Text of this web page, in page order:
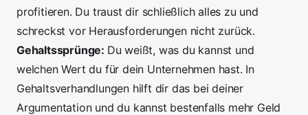
profitieren. Du traust dir schließlich alles zu und
schreckst vor Herausforderungen nicht zurück.
Gehaltssprünge: Du weißt, was du kannst und
welchen Wert du für dein Unternehmen hast. In
Gehaltsverhandlungen hilft dir das bei deiner
Argumentation und du kannst bestenfalls mehr Geld